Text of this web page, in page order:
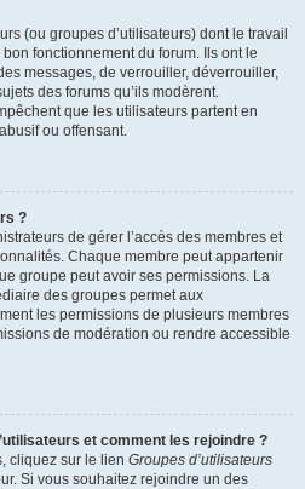
(ou groupes d’utilisateurs) dont le travail
fonctionnement du forum. Ils ont le
messages, de verrouiller, déverrouiller,
des forums qu’ils modèrent.
que les utilisateurs partent en
ou offensant.
?
de gérer l’accès des membres et
Chaque membre peut appartenir
groupe peut avoir ses permissions. La
des groupes permet aux
les permissions de plusieurs membres
de modération ou rendre accessible
et comment les rejoindre ?
cliquez sur le lien Groupes d’utilisateurs
Si vous souhaitez rejoindre un des